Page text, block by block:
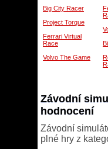
Big City Racer
Project Torque
Ferrari Virtual
Race
Volvo The Game
Závodní
hodnocení
Závodní
plné hry z